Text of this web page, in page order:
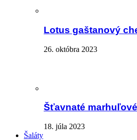
Lotus gaštanový
26. októbra 2023
Šťavnaté
18. júla 2023
Šaláty